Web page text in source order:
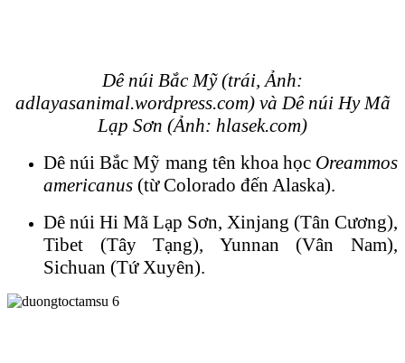
Dê núi Bắc Mỹ (trái, Ảnh:
adlayasanimal.wordpress.com) và Dê núi Hy Mã
Lạp Sơn (Ảnh: hlasek.com)
Dê núi Bắc Mỹ mang tên khoa học Oreammos
americanus (từ Colorado đến Alaska).
Dê núi Hi Mã Lạp Sơn, Xinjang (Tân Cương),
Tibet (Tây Tạng), Yunnan (Vân Nam),
Sichuan (Tứ Xuyên).